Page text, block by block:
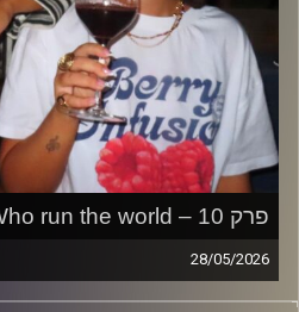
פרק 10 – Who run the world?
28/05/2026
פרק על להיות בת בעולם הזה,